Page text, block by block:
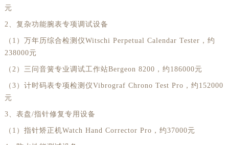
元
2、复杂功能腕表专项调试设备
（1）万年历综合检测仪Witschi Perpetual Calendar Tester，约
238000元
（2）三问音簧专业调试工作站Bergeon 8200，约186000元
（3）计时码表专项检测仪Vibrograf Chrono Test Pro，约152000
元
3、表盘/指针修复专用设备
（1）指针矫正机Watch Hand Corrector Pro，约37000元